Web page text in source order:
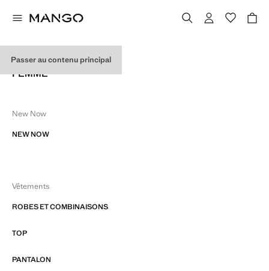
Passer au contenu principal
SITE MAP
FEMME
New Now
NEW NOW
Vêtements
ROBES ET COMBINAISONS
TOP
PANTALON